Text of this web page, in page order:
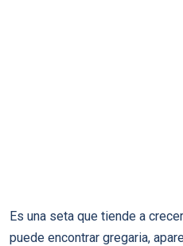
Es una seta que tiende a
puede encontrar gregaria,